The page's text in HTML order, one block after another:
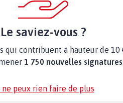
Le saviez-vous ?
qui contribuent à hauteur de 10
1 750 nouvelles signatures.
ne peux rien faire de plus